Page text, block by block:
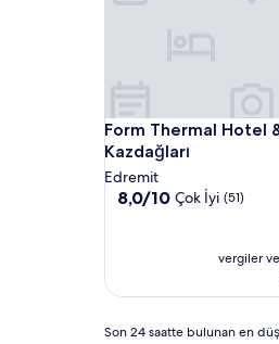
Form
Thermal
Hotel
Form Thermal Hotel
Kazdağları
Form Thermal Hotel &
Edremit
10
(51)
8,0/10 Çok İyi (51)
vergiler
Son
Son 24 saatte bulunan en